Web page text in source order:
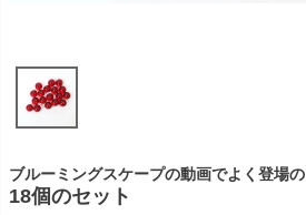
ブルーミングスケープの動画でよく登場の
18個のセット